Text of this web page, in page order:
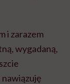
i zarazem
wygadaną,